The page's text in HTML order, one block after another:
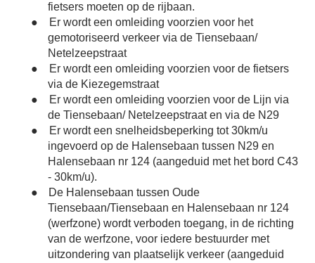
fietsers moeten op de rijbaan.
●
Er wordt een omleiding voorzien voor het
gemotoriseerd verkeer via de Tiensebaan/
Netelzeepstraat
●
Er wordt een omleiding voorzien voor de fietsers
via de Kiezegemstraat
●
Er wordt een omleiding voorzien voor de Lijn via
de Tiensebaan/ Netelzeepstraat en via de N29
●
Er wordt een snelheidsbeperking tot 30km/u
ingevoerd op de Halensebaan tussen N29 en
Halensebaan nr 124 (aangeduid met het bord C43
- 30km/u).
●
De Halensebaan tussen Oude
Tiensebaan/Tiensebaan en Halensebaan nr 124
(werfzone) wordt verboden toegang, in de richting
van de werfzone, voor iedere bestuurder met
uitzondering van plaatselijk verkeer (aangeduid